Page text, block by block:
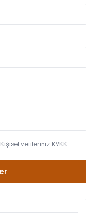
verileriniz KVKK